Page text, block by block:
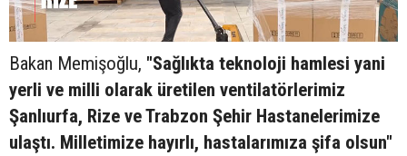
Bakan Memişoğlu, "Sağlıkta teknoloji hamlesi yani
yerli ve milli olarak üretilen ventilatörlerimiz
Şanlıurfa, Rize ve Trabzon Şehir Hastanelerimize
ulaştı. Milletimize hayırlı, hastalarımıza şifa olsun"